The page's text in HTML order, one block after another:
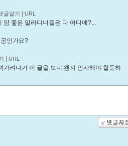
글달기 URL
맘 좋은 알라디너들은 다 어디에?...
인가요?
URL
려다가 이 글을 보니 왠지 인사해야 할듯하